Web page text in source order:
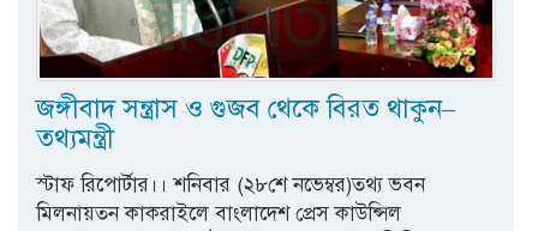
জঙ্গীবাদ সন্ত্রাস ও গুজব থেকে বিরত থাকুন–
তথ্যমন্ত্রী
স্টাফ রিপোর্টার।। শনিবার (২৮শে নভেম্বর)তথ্য ভবন
মিলনায়তন কাকরাইলে বাংলাদেশ প্রেস কাউন্সিল